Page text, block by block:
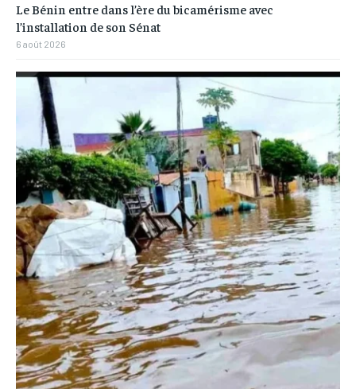
Le Bénin entre dans l’ère du bicamérisme avec
l’installation de son Sénat
6 août 2026